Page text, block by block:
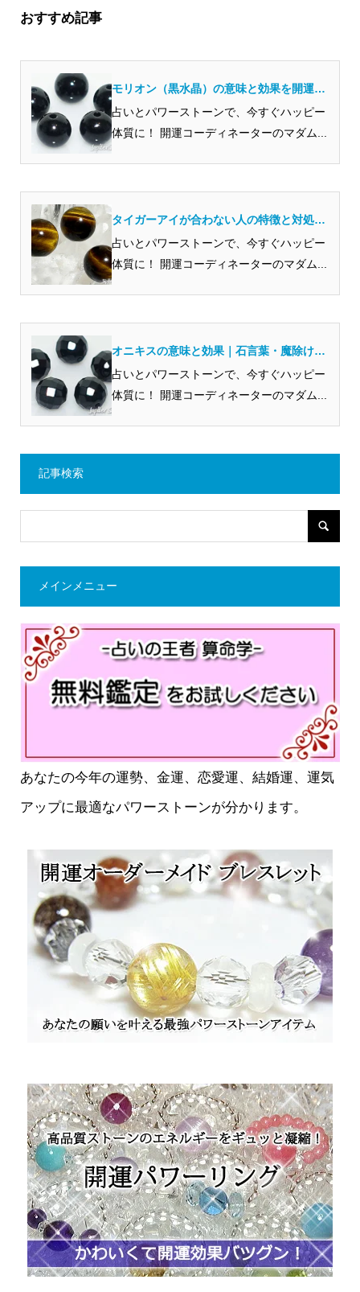
おすすめ記事
モリオン（黒水晶）の意味と効果を開運の
プロから見ると？
占いとパワーストーンで、今すぐハッピー
体質に！ 開運コーディネーターのマダム...
タイガーアイが合わない人の特徴と対処法
5選！特に合う人とは？
占いとパワーストーンで、今すぐハッピー
体質に！ 開運コーディネーターのマダム...
オニキスの意味と効果｜石言葉・魔除け・
恋愛運・合う人までやさしく解説
占いとパワーストーンで、今すぐハッピー
体質に！ 開運コーディネーターのマダム...
記事検索
メインメニュー
あなたの今年の運勢、金運、恋愛運、結婚運、運気
アップに最適なパワーストーンが分かります。